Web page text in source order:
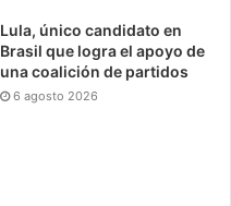
Lula, único candidato en
Brasil que logra el apoyo de
una coalición de partidos
6 agosto 2026